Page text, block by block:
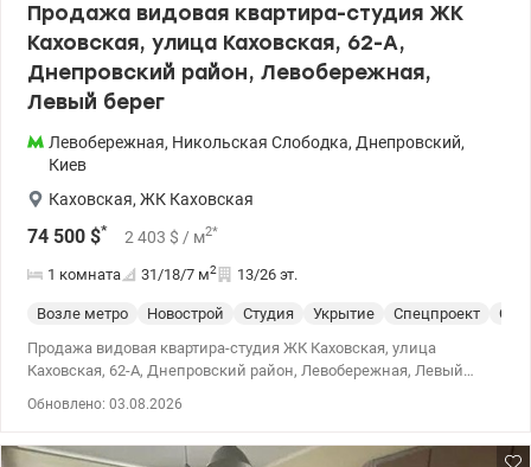
Продажа видовая квартира-студия ЖК
Каховская, улица Каховская, 62-А,
Днепровский район, Левобережная,
Левый берег
Левобережная, Никольская Слободка, Днепровский,
Киев
Каховская, ЖК Каховская
74 500 $* 2 403 $ / м2*
1 комната 31/18/7 м2 13/26 эт.
Возле метро Новострой Студия Укрытие Спецпроект
С
Продажа видовая квартира-студия ЖК Каховская, улица
Каховская, 62-А, Днепровский район, Левобережная, Левый
этажного дома 2020 года. Продуманная планировка: - большая
Обновлено: 03.08.2026